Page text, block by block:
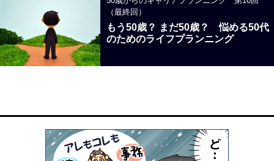
（最終回）
もう50歳？ まだ50歳？ 悩める50代
のためのライフプランニング